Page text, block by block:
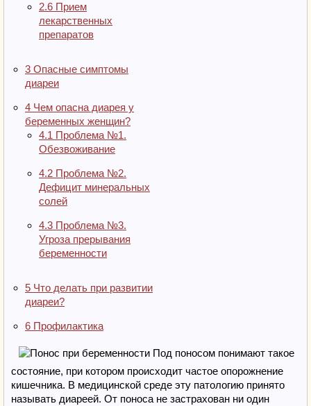
2.6 Прием
лекарственных
препаратов
3 Опасные симптомы
диареи
4 Чем опасна диарея у
беременных женщин?
4.1 Проблема №1.
Обезвоживание
4.2 Проблема №2.
Дефицит минеральных
солей
4.3 Проблема №3.
Угроза прерывания
беременности
5 Что делать при развитии
диареи?
6 Профилактика
Под поносом понимают такое
состояние, при котором происходит частое опорожнение
кишечника. В медицинской среде эту патологию принято
называть диареей. От поноса не застрахован ни один